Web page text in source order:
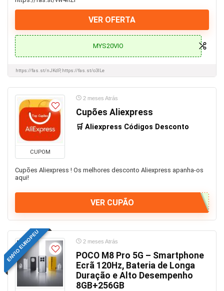
VER OFERTA
MYS20VIO
https://fas.st/nJKdP, https://fas.st/o3ILe
CUPOM
2 meses Atrás
Cupões Aliexpress
🛒 Aliexpress Códigos Desconto
Cupões Aliexpress ! Os melhores desconto Aliexpress apanha-os
aqui!
VER CUPÃO
ENVIO EUROPEU 2 meses Atrás
POCO M8 Pro 5G – Smartphone
Ecrã 120Hz, Bateria de Longa
Duração e Alto Desempenho
8GB+256GB